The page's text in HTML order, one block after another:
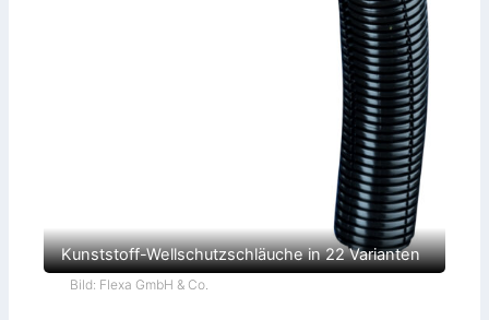
Kunststoff-Wellschutzschläuche in 22 Varianten
Bild: Flexa GmbH & Co.